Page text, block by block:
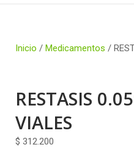
Inicio / Medicamentos /
RESTASIS
VIALES
$ 312.200